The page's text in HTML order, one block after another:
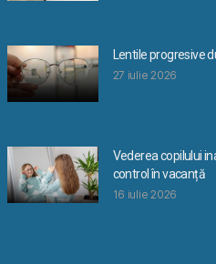
Lentile progresive
27 iulie 2026
Vederea copilului
control în vacanță
16 iulie 2026